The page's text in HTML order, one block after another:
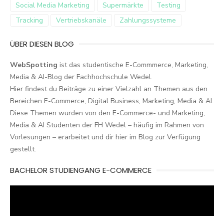
Social Media Marketing
Supermärkte
Testing
Tracking
Vertriebskanäle Zahlungssysteme
ÜBER DIESEN BLOG
WebSpotting ist das studentische E-Commmerce, Marketing,
Media & AI-Blog der Fachhochschule Wedel.
Hier findest du Beiträge zu einer Vielzahl an Themen aus den
Bereichen E-Commerce, Digital Business, Marketing, Media & AI.
Diese Themen wurden von den E-Commerce- und Marketing,
Media & AI Studenten der FH Wedel – häufig im Rahmen von
Vorlesungen – erarbeitet und dir hier im Blog zur Verfügung
gestellt.
BACHELOR STUDIENGANG E-COMMERCE